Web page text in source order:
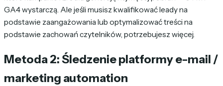
GA4 wystarczą. Ale jeśli musisz kwalifikować leady na
podstawie zaangażowania lub optymalizować treści na
podstawie zachowań czytelników, potrzebujesz więcej.
Metoda 2: Śledzenie platformy e-mail /
marketing automation